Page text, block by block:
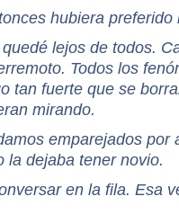
hubiera preferido
lejos de todos.
Todos los
tan fuerte que se
mirando.
emparejados
la dejaba tener novio.
en la fila. Esa